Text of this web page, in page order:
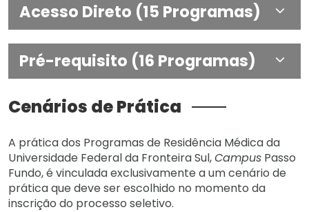
Acesso Direto (15 Programas)
Pré-requisito (16 Programas)
Cenários de Prática
A prática dos Programas de Residência Médica da
Universidade Federal da Fronteira Sul,Campus Passo
Fundo, é vinculada exclusivamente a um cenário de
prática que deve ser escolhido no momento da
inscrição do processo seletivo.